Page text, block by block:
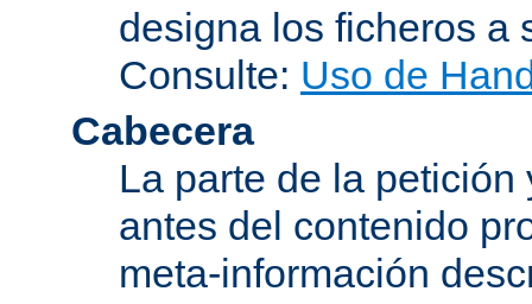
designa los ficheros
Consulte: Uso de
Cabecera
La parte de la
antes del contenido
meta-información